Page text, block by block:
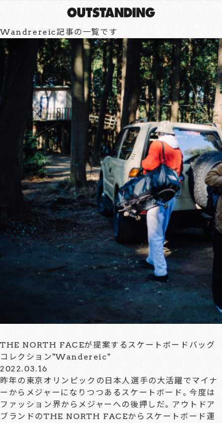
Wandrereic記事の一覧です
THE NORTH FACEが提案するスケートボードバッグ
コレクション"Wandereic"
2022.03.16
昨年の東京オリンピックの日本人選手の大活躍でマイナ
ーからメジャーになりつつあるスケートボード。今度は
ファッション界からメジャーへの後押しだ。アウトドア
ブランドのTHE NORTH FACEからスケートボード運